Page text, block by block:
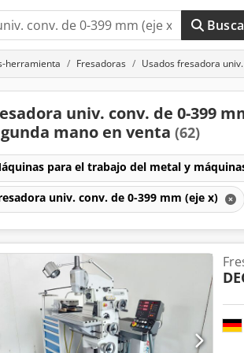
herramienta Fresadoras Usados fresadora
univ. conv. de 0-399
mano en venta (62)
para el trabajo del metal y
univ. conv. de 0-399 mm (eje x)